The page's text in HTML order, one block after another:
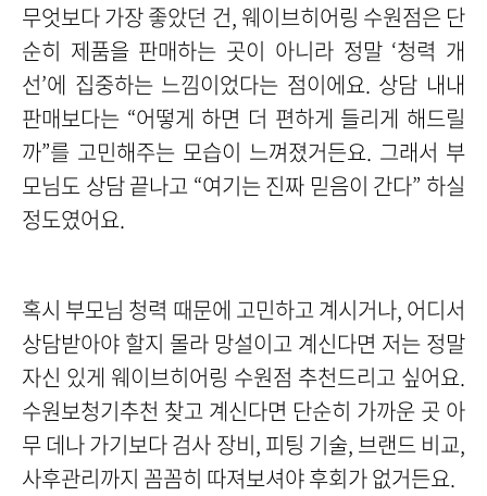
무엇보다 가장 좋았던 건, 웨이브히어링 수원점은 단
순히 제품을 판매하는 곳이 아니라 정말 ‘청력 개
선’에 집중하는 느낌이었다는 점이에요. 상담 내내
판매보다는 “어떻게 하면 더 편하게 들리게 해드릴
까”를 고민해주는 모습이 느껴졌거든요. 그래서 부
모님도 상담 끝나고 “여기는 진짜 믿음이 간다” 하실
정도였어요.
혹시 부모님 청력 때문에 고민하고 계시거나, 어디서
상담받아야 할지 몰라 망설이고 계신다면 저는 정말
자신 있게 웨이브히어링 수원점 추천드리고 싶어요.
수원보청기추천 찾고 계신다면 단순히 가까운 곳 아
무 데나 가기보다 검사 장비, 피팅 기술, 브랜드 비교,
사후관리까지 꼼꼼히 따져보셔야 후회가 없거든요.